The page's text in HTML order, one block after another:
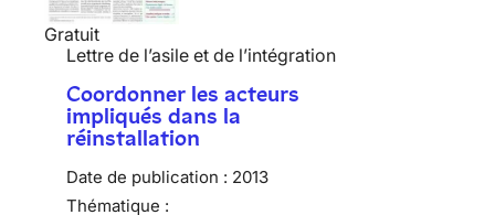
Gratuit
Lettre de l’asile et de l’intégration
Coordonner les acteurs
impliqués dans la
réinstallation
Date de publication : 2013
Thématique :